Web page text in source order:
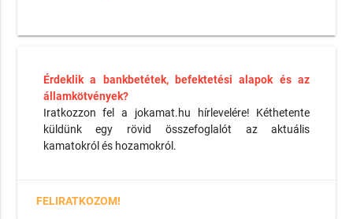
Érdeklik a bankbetétek, befektetési alapok és az
államkötvények?
Iratkozzon fel a jokamat.hu hírlevelére! Kéthetente
küldünk egy rövid összefoglalót az aktuális
kamatokról és hozamokról.
FELIRATKOZOM!